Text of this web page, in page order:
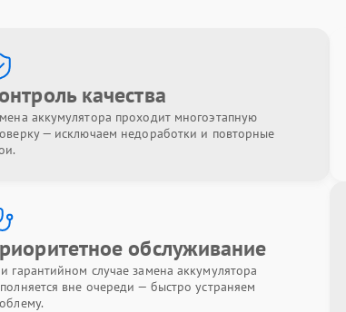
качества
аккумулятора проходит многоэтапную
— исключаем недоработки и повторные
обслуживание
гарантийном случае замена аккумулятора
вне очереди — быстро устраняем